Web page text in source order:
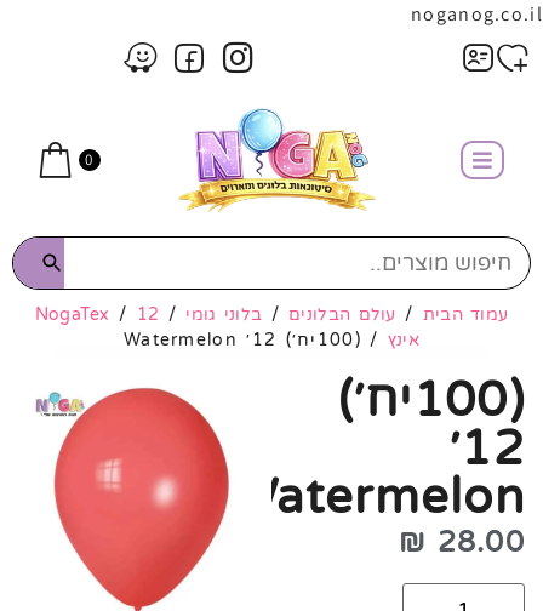
noganog.co.il
0
עמוד הבית / עולם הבלונים / בלוני גומי /
NogaTex /
12
אינץ / (100יח׳) 12׳ Watermelon
(100יח׳)
12׳
Watermelon
28.00
₪